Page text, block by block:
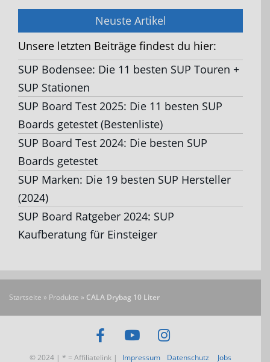
Neuste Artikel
Unsere letzten Beiträge findest du hier:
SUP Bodensee: Die 11 besten SUP Touren +
SUP Stationen
SUP Board Test 2025: Die 11 besten SUP
Boards getestet (Bestenliste)
SUP Board Test 2024: Die besten SUP
Boards getestet
SUP Marken: Die 19 besten SUP Hersteller
(2024)
SUP Board Ratgeber 2024: SUP
Kaufberatung für Einsteiger
Startseite » Produkte » CALA Drybag 10 Liter
© 2024 | * = Affiliatelink | Impressum Datenschutz Jobs